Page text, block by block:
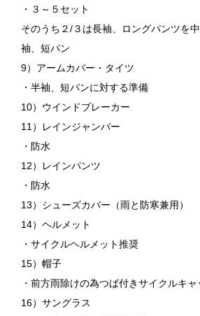
・３～５セット
そのうち２/３は長袖、ロングパンツを
袖、短パン
9）アームカバー・タイツ
・半袖、短パンに対する準備
10）ウインドブレーカー
11）レインジャンバー
・防水
12）レインパンツ
・防水
13）シューズカバー（雨と防寒兼用）
14）ヘルメット
・サイクルヘルメット推奨
15）帽子
・前方雨除けの為つば付きサイクルキ
16）サングラス